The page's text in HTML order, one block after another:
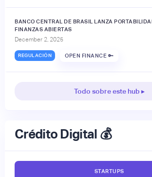
BANCO CENTRAL DE BRASIL LANZA
FINANZAS ABIERTAS
December 2, 2025
REGULACIÓN OPEN FINANCE 🔑
Todo sobre este hub ▸
Crédito Digital 💰
STARTUPS